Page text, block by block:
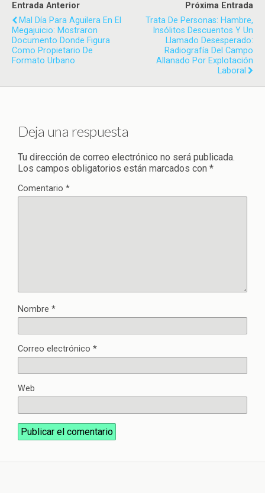
Entrada Anterior
Mal Día Para Aguilera En El
Megajuicio: Mostraron
Documento Donde Figura
Como Propietario De
Formato Urbano
Próxima Entrada
Trata De Personas: Hambre,
Insólitos Descuentos Y Un
Llamado Desesperado:
Radiografía Del Campo
Allanado Por Explotación
Laboral
Deja una respuesta
Tu dirección de correo electrónico no será publicada.
Los campos obligatorios están marcados con *
Comentario *
Nombre *
Correo electrónico *
Web